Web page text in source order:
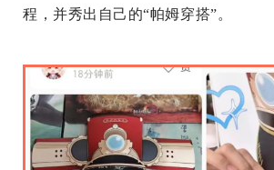
程，并秀出自己的“帕姆穿搭”。